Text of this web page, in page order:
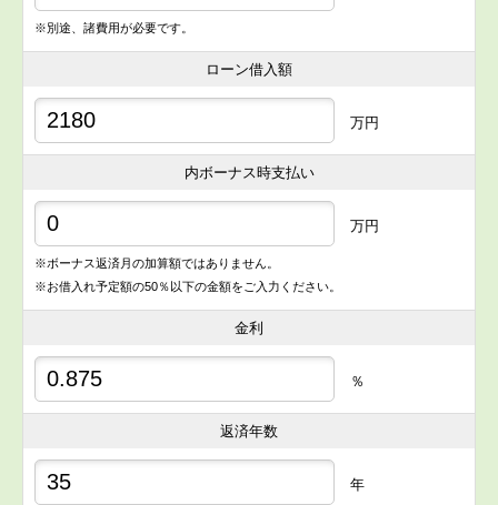
※別途、諸費用が必要です。
ローン借入額
万円
内ボーナス時支払い
万円
※ボーナス返済月の加算額ではありません。
※お借入れ予定額の50％以下の金額をご入力ください。
金利
％
返済年数
年